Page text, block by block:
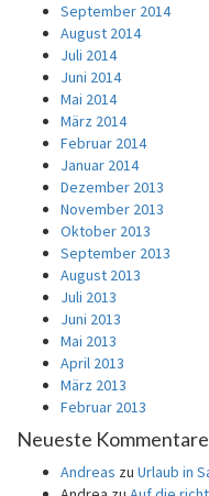
September 2014
August 2014
Juli 2014
Juni 2014
Mai 2014
März 2014
Februar 2014
Januar 2014
Dezember 2013
November 2013
Oktober 2013
September 2013
August 2013
Juli 2013
Juni 2013
Mai 2013
April 2013
März 2013
Februar 2013
Neueste Kommentare
Andreas zu Urlaub in